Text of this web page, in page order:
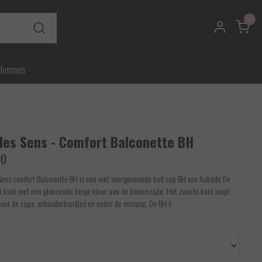
Sens - Comfort Balconette BH
comfort Balconette BH is een niet voorgevormde half cup BH van Aubade De
kant met een glanzende beige kleur aan de binnenzijde. Het zwarte kant loopt
de cups, schouderbandjes en onder de omvang. De BH h